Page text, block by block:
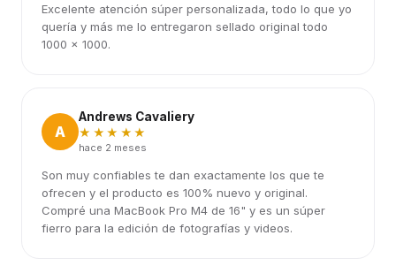
Excelente atención súper personalizada, todo lo que yo
quería y más me lo entregaron sellado original todo
1000 x 1000.
A
Andrews Cavaliery
★★★★★
hace 2 meses
Son muy confiables te dan exactamente los que te
ofrecen y el producto es 100% nuevo y original.
Compré una MacBook Pro M4 de 16" y es un súper
fierro para la edición de fotografías y videos.